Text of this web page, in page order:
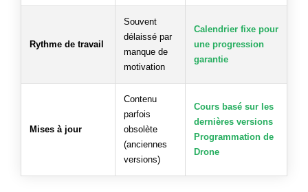
Rythme de travail
Souvent
délaissé par
manque de
motivation
Calendrier fixe pour
une progression
garantie
Mises à jour
Contenu
parfois
obsolète
(anciennes
versions)
Cours basé sur les
dernières versions
Programmation de
Drone